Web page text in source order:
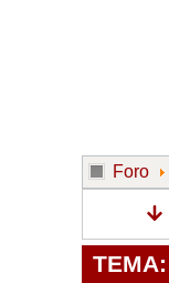
Foro
TEMA: